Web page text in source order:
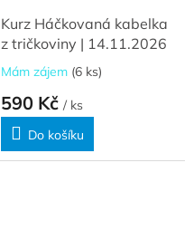
Kurz Háčkovaná kabelka
z tričkoviny | 14.11.2026
Mám zájem (6 ks)
590 Kč / ks
Do košíku